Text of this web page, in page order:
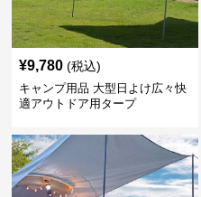
¥9,780 (税込)
キャンプ用品 大型日よけ広々快
適アウトドア用タープ